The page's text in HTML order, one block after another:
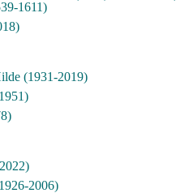
1611)
(1931-2019)
2006)